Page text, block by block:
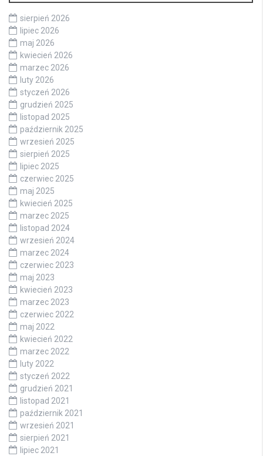
sierpień 2026
lipiec 2026
maj 2026
kwiecień 2026
marzec 2026
luty 2026
styczeń 2026
grudzień 2025
listopad 2025
październik 2025
wrzesień 2025
sierpień 2025
lipiec 2025
czerwiec 2025
maj 2025
kwiecień 2025
marzec 2025
listopad 2024
wrzesień 2024
marzec 2024
czerwiec 2023
maj 2023
kwiecień 2023
marzec 2023
czerwiec 2022
maj 2022
kwiecień 2022
marzec 2022
luty 2022
styczeń 2022
grudzień 2021
listopad 2021
październik 2021
wrzesień 2021
sierpień 2021
lipiec 2021